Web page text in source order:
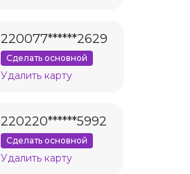
220077******2629
Сделать основной
Удалить карту
220220******5992
Сделать основной
Удалить карту